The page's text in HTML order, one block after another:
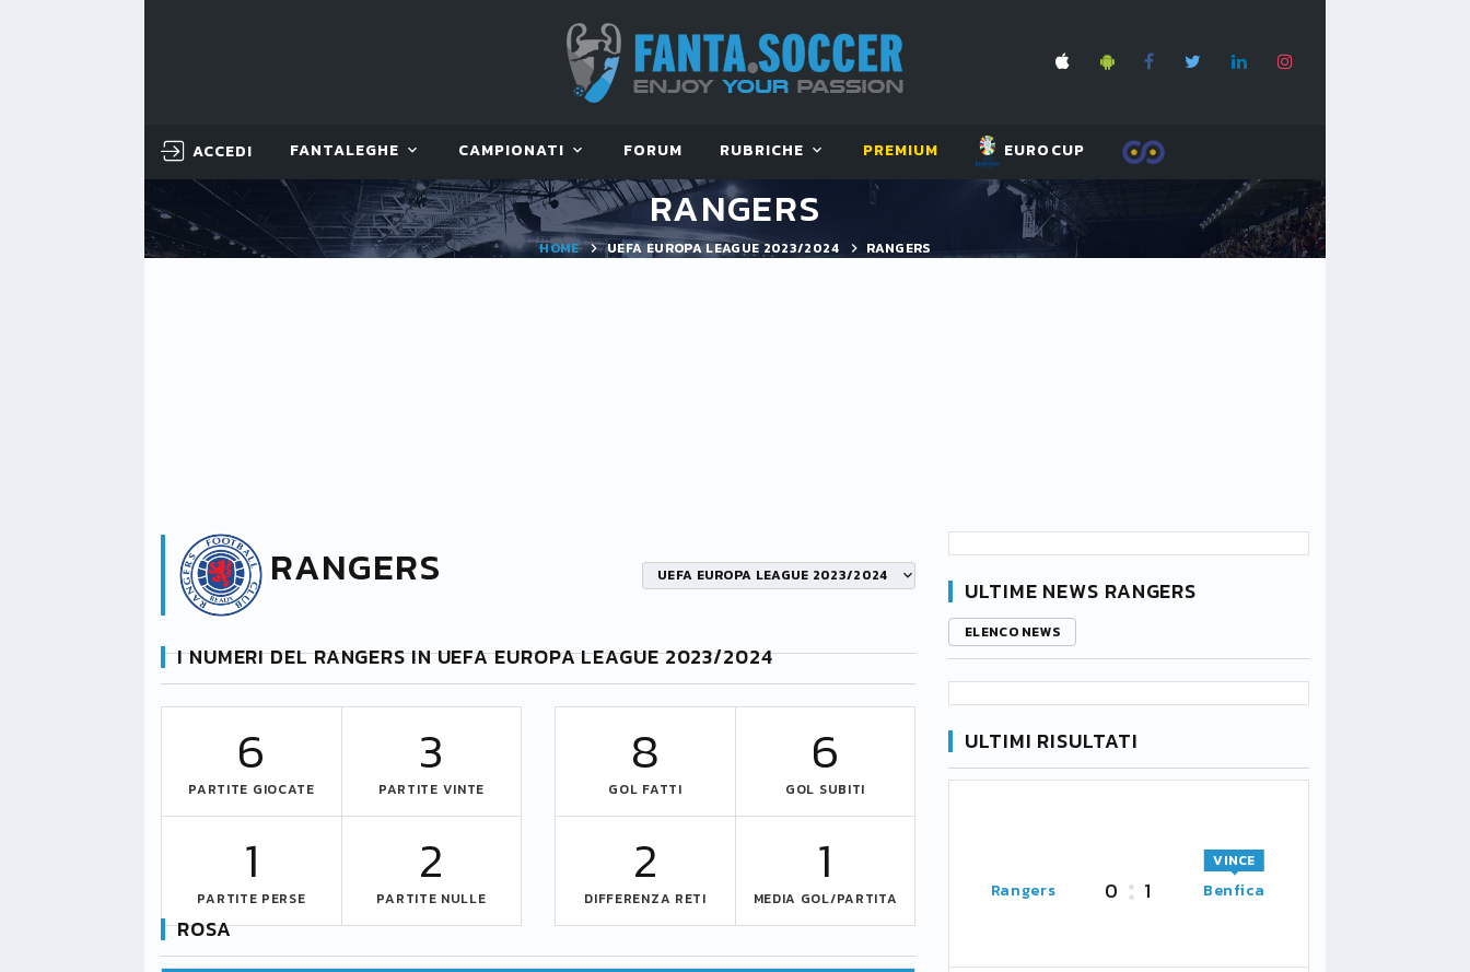
ACCEDI FANTALEGHE CAMPIONATI FORUM RUBRICHE PREMIUM EUROCUP
RANGERS
HOME UEFA EUROPA LEAGUE 2023/2024 RANGERS
RANGERS UEFA EUROPA LEAGUE 2023/2024
I NUMERI DEL RANGERS IN UEFA EUROPA LEAGUE 2023/2024
6
PARTITE GIOCATE
3
PARTITE VINTE
1
PARTITE PERSE
2
PARTITE NULLE
8
GOL FATTI
6
GOL SUBITI
2
DIFFERENZA RETI
1
MEDIA GOL/PARTITA
ROSA
ULTIME NEWS RANGERS
ELENCO NEWS
ULTIMI RISULTATI
Rangers 0 1 Benfica
VINCE